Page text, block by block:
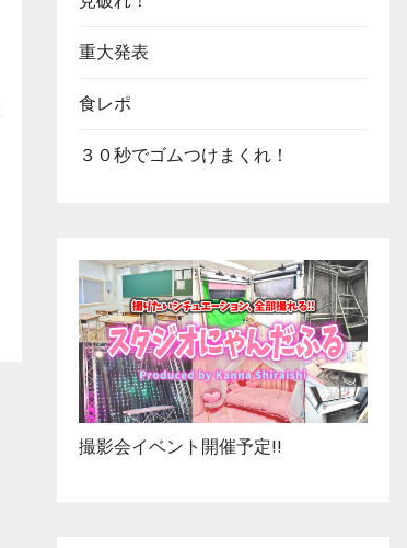
重大発表
食レポ
３０秒でゴムつけまくれ！
撮影会イベント開催予定!!